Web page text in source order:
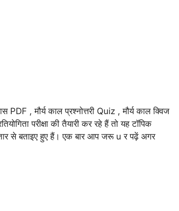
PDF , मौर्य काल प्रश्नोत्तरी Quiz , मौर्य काल क्विज
परीक्षा की तैयारी कर रहे हैं तो यह टॉपिक
से बताइए हुए हैं। एक बार आप जरू u र पढ़ें अगर